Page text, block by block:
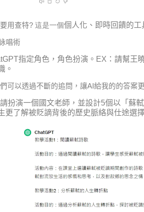
用查特? 這是一個個人化、即時回饋的工
唱術
指定角色，角色扮演。 EX ：請幫王
。
可以透過不斷的追問，讓AI給我的的答案
請扮演一個國文老師，並設計5個以「蘇
更了解被貶謫背後的歷史脈絡與仕途選